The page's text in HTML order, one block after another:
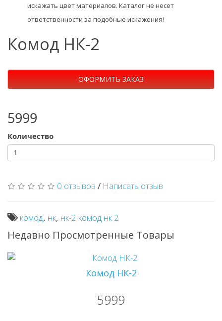
искажать цвет материалов. Каталог не несет
ответственности за подобные искажения!
Комод НК-2
ОФОРМИТЬ ЗАКАЗ
5999
Количество
0 отзывов / Написать отзыв
комод, нк, нк-2 комод нк 2
Недавно Просмотренные Товары
Комод НК-2
5999